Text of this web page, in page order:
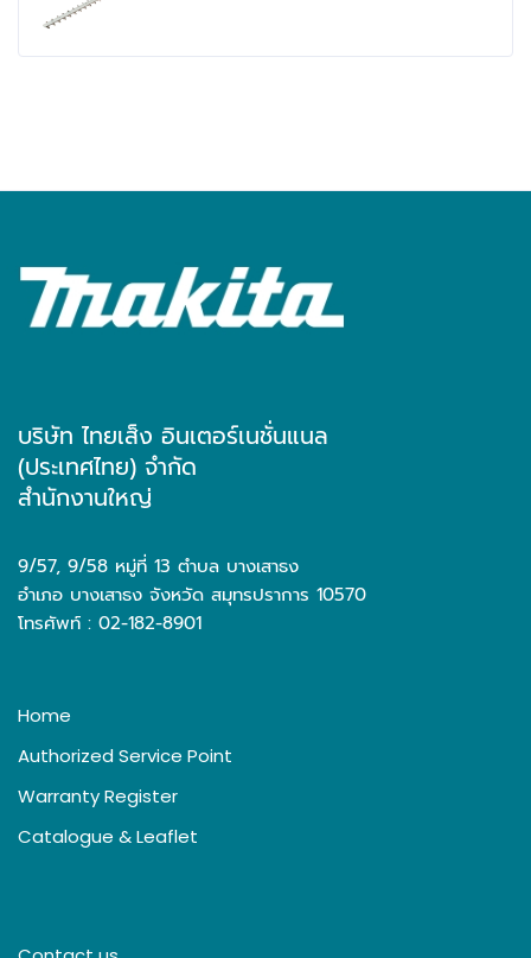
บริษัท ไทยเส็ง อินเตอร์เนชั่นแนล
(ประเทศไทย) จำกัด
สำนักงานใหญ่
9/57, 9/58 หมู่ที่ 13 ตำบล บางเสาธง
อำเภอ บางเสาธง จังหวัด สมุทรปราการ 10570
โทรศัพท์ : 02-182-8901
Home
Authorized Service Point
Warranty Register
Catalogue & Leaflet